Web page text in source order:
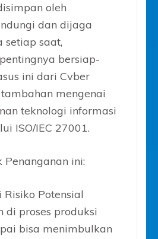
oleh
dan dijaga
setiap saat,
bersiap-
ini dari Cvber
mengenai
teknologi informasi
ISO/IEC 27001.
Penanganan ini:
Risiko Potensial
di proses produksi
bisa menimbulkan